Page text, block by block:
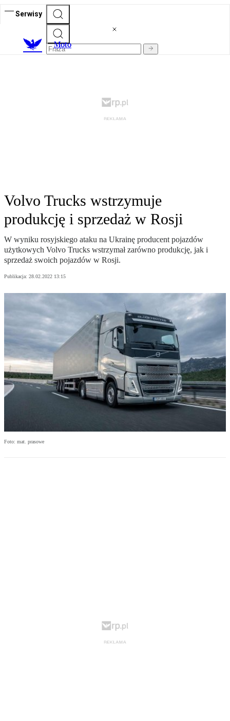
Serwisy
Moto
Volvo Trucks wstrzymuje
produkcję i sprzedaż w Rosji
W wyniku rosyjskiego ataku na Ukrainę producent pojazdów
użytkowych Volvo Trucks wstrzymał zarówno produkcję, jak i
sprzedaż swoich pojazdów w Rosji.
Publikacja: 28.02.2022 13:15
Foto: mat. prasowe